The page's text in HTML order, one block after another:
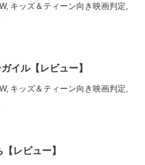
, キッズ＆ティーン向き映画判定,
イル【レビュー】
, キッズ＆ティーン向き映画判定,
レビュー】